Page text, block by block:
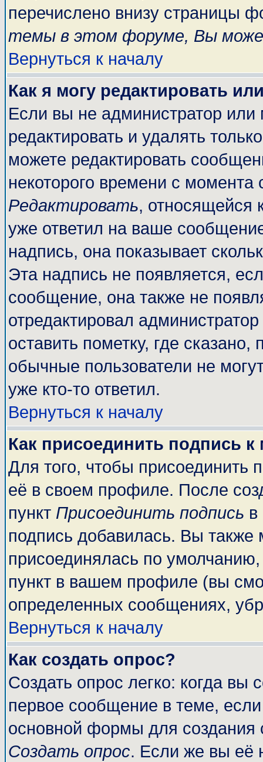
перечислено внизу страницы
темы в этом форуме, Вы
Вернуться к началу
Как я могу редактировать
Если вы не администратор
редактировать и удалять
можете редактировать
некоторого времени с
Редактировать, относящейся
уже ответил на ваше
надпись, она показывает
Эта надпись не появляется,
сообщение, она также не
отредактировал
оставить пометку, где
обычные пользователи не
уже кто-то ответил.
Вернуться к началу
Как присоединить подпись
Для того, чтобы присоединить
её в своем профиле. После
пункт Присоединить подпись
подпись добавилась. Вы также
присоединялась по
пункт в вашем профиле (вы
определенных сообщениях,
Вернуться к началу
Как создать опрос?
Создать опрос легко: когда вы
первое сообщение в теме,
основной формы для
Создать опрос. Если же вы её